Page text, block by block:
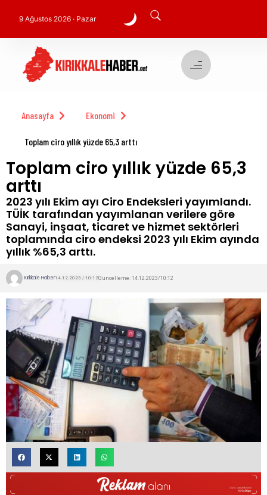
9 Ağustos 2026 · Pazar
Anasayfa Ekonomi
Toplam ciro yıllık yüzde 65,3 arttı
Toplam ciro yıllık yüzde 65,3
arttı
2023 yılı Ekim ayı Ciro Endeksleri yayımlandı.
TÜİK tarafından yayımlanan verilere göre
Sanayi, inşaat, ticaret ve hizmet sektörleri
toplamında ciro endeksi 2023 yılı Ekim ayında
yıllık %65,3 arttı.
Kırıkkale Haber14.12.2023 / 10:12Güncelleme: 14.12.2023/10:12